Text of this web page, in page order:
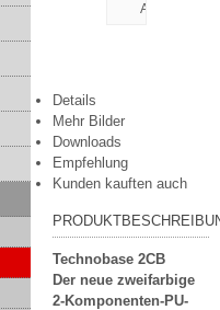
Artikel
Details
Mehr Bilder
Downloads
Empfehlung
Kunden kauften auch
Technobase 2CB
Der neue zweifarbige
2-Komponenten-PU-